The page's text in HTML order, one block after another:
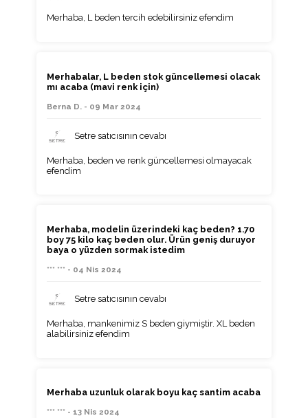
Merhaba, L beden tercih edebilirsiniz efendim
Merhabalar, L beden stok güncellemesi olacak
mı acaba (mavi renk için)
Berna D. - 09 Mar 2024
Setre satıcısının cevabı
Merhaba, beden ve renk güncellemesi olmayacak
efendim
Merhaba, modelin üzerindeki kaç beden? 1.70
boy 75 kilo kaç beden olur. Ürün geniş duruyor
baya o yüzden sormak istedim
*** *** - 04 Nis 2024
Setre satıcısının cevabı
Merhaba, mankenimiz S beden giymiştir. XL beden
alabilirsiniz efendim
Merhaba uzunluk olarak boyu kaç santim acaba
*** *** - 13 Nis 2024